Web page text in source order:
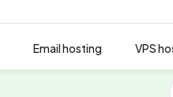
Email hosting VPS